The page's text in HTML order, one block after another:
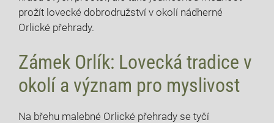
prožít lovecké dobrodružství v okolí nádherné
Orlické přehrady.
Zámek Orlík: Lovecká tradice v
okolí a význam pro myslivost
Na břehu malebné Orlické přehrady se tyčí